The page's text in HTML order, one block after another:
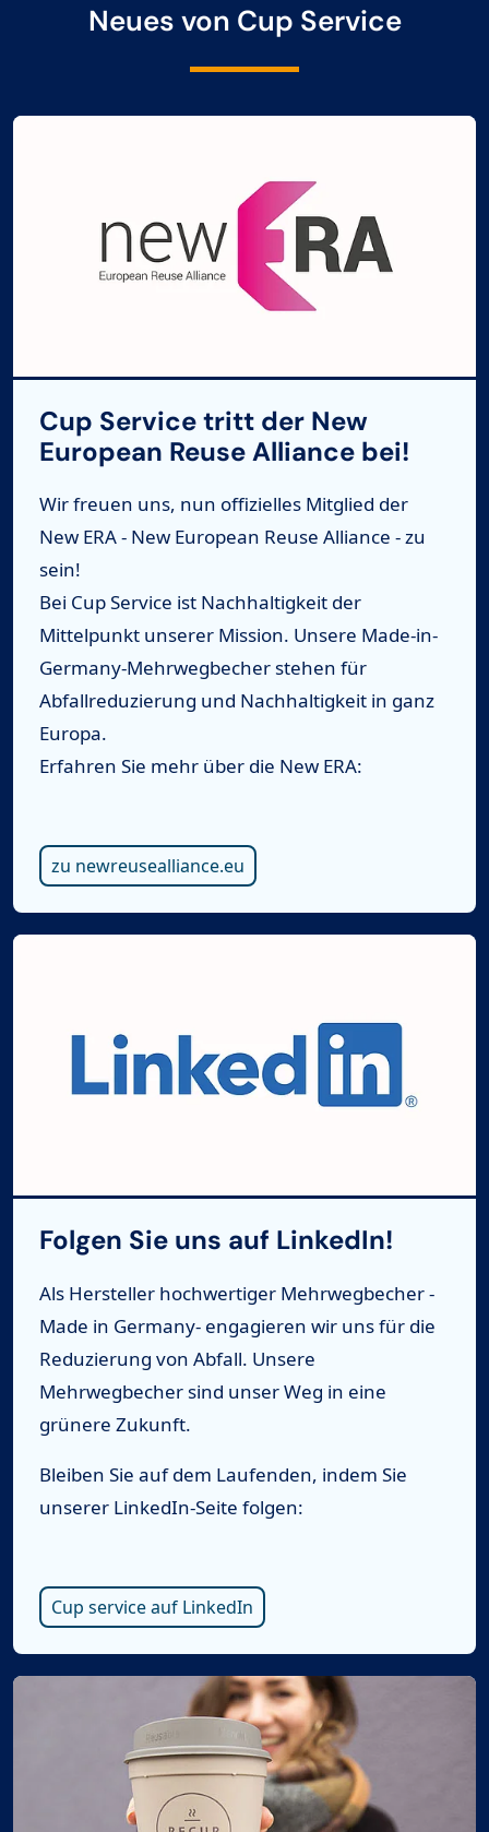
Neues von Cup Service
Cup Service tritt der New
European Reuse Alliance bei!
Wir freuen uns, nun offizielles Mitglied der
New ERA - New European Reuse Alliance - zu
sein!
Bei Cup Service ist Nachhaltigkeit der
Mittelpunkt unserer Mission. Unsere Made-in-
Germany-Mehrwegbecher stehen für
Abfallreduzierung und Nachhaltigkeit in ganz
Europa.
Erfahren Sie mehr über die New ERA:
zu newreusealliance.eu
Folgen Sie uns auf LinkedIn!
Als Hersteller hochwertiger Mehrwegbecher -
Made in Germany- engagieren wir uns für die
Reduzierung von Abfall. Unsere
Mehrwegbecher sind unser Weg in eine
grünere Zukunft.
Bleiben Sie auf dem Laufenden, indem Sie
unserer LinkedIn-Seite folgen:
Cup service auf LinkedIn